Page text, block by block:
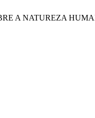
A NATUREZA